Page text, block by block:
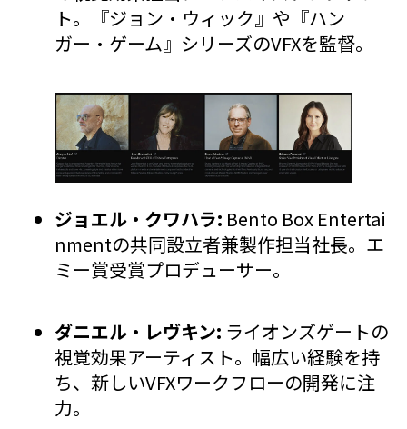
ト。『ジョン・ウィック』や『ハン
ガー・ゲーム』シリーズのVFXを監督。
ジョエル・クワハラ: Bento Box Entertai
nmentの共同設立者兼製作担当社長。エ
ミー賞受賞プロデューサー。
ダニエル・レヴキン: ライオンズゲートの
視覚効果アーティスト。幅広い経験を持
ち、新しいVFXワークフローの開発に注
力。